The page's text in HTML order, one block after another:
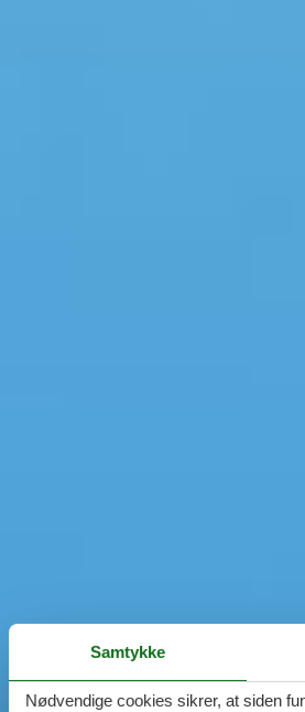
Samtykke
Nødvendige cookies sikrer, at siden